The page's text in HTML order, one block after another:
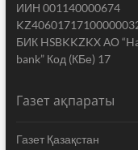
ИИН 001140000674
БИК HSBKKZKX АО
bank” Код (КБе) 17
Газет ақпараты
Газет Қазақстан